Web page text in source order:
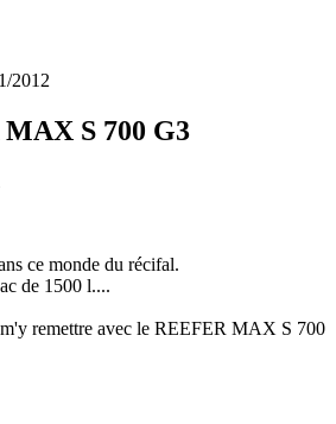
2012
S 700 G3
ce monde du récifal.
de 1500 l....
m'y remettre avec le REEFER MAX S 700